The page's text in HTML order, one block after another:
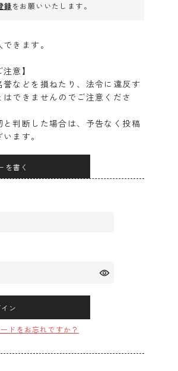
録をお願いいたします。
きます。
意】
などを損ねたり、法令に違反す
できませんのでご注意くださ
と判断した場合は、予告なく投稿
ます。
を書く
ン
ドをお忘れですか？